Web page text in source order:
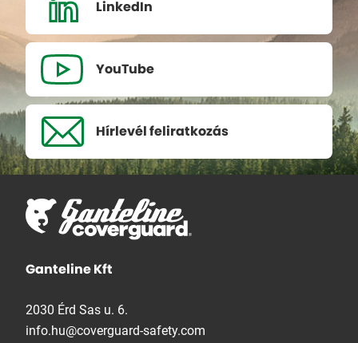
LinkedIn
YouTube
Hírlevél feliratkozás
Ganteline Kft
2030 Érd Sas u. 6.
info.hu@coverguard-safety.com